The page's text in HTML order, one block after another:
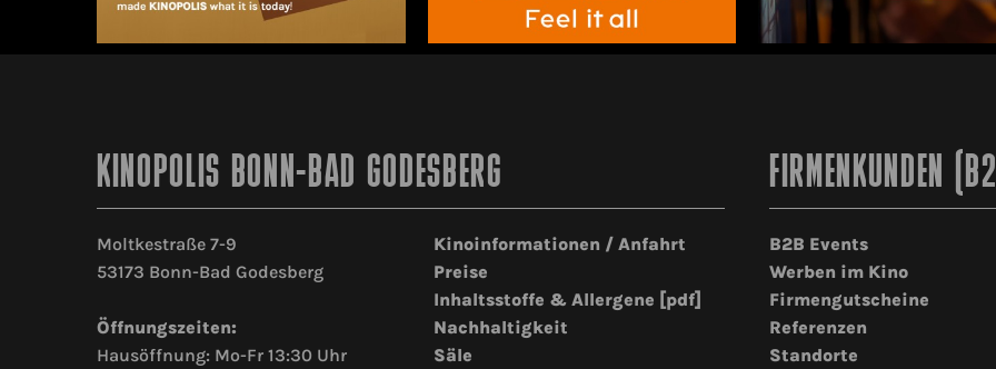
KINOPOLIS BONN-BAD GODESBERG
Moltkestraße 7-9
53173 Bonn-Bad Godesberg
Öffnungszeiten:
Hausöffnung: Mo-Fr 13:30 Uhr
Kinoinformationen / Anfahrt
Preise
Inhaltsstoffe & Allergene [pdf]
Nachhaltigkeit
Säle
FIRMENKUNDEN
B2B Events
Werben im Kino
Firmengutscheine
Referenzen
Standorte